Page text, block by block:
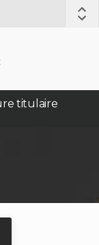
titulaire